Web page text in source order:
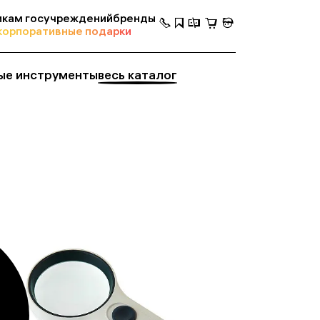
госучрежденийбренды
подарки
инструментывесь каталог